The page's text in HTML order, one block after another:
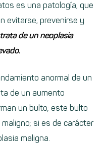
es una patología, que
evitarse, prevenirse y
de un neoplasia
anormal de un
de un aumento
un bulto; este bulto
si es de carácter
maligna.